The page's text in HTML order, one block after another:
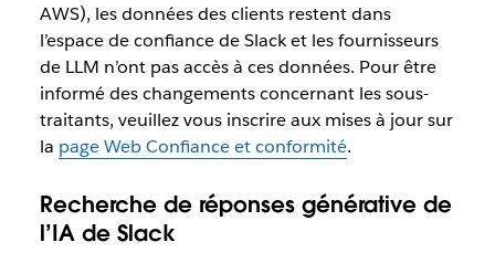
AWS), les données des clients restent dans
l’espace de confiance de Slack et les fournisseurs
de LLM n’ont pas accès à ces données. Pour être
informé des changements concernant les sous-
traitants, veuillez vous inscrire aux mises à jour sur
la page Web Confiance et conformité.
Recherche de réponses générative de
l’IA de Slack